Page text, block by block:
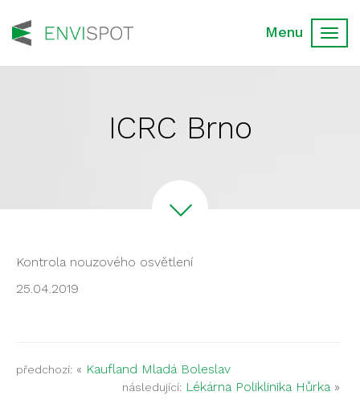
ICRC Brno
Kontrola nouzového osvětlení
25.04.2019
předchozí: « Kaufland Mladá Boleslav
následující: Lékárna Poliklinika Hůrka»